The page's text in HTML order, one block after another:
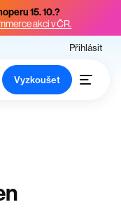
15. 10.?
akci v ČR.
Přihlásit
Vyzkoušet